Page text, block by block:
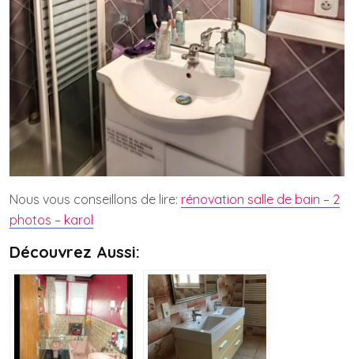
Nous vous conseillons de lire: rénovation salle de bain – 2
photos – karol
Découvrez Aussi: